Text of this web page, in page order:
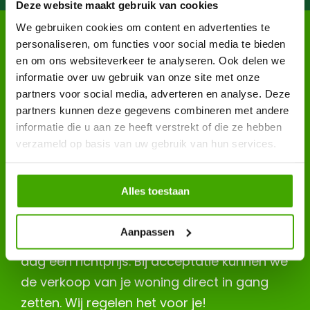
Deze website maakt gebruik van cookies
We gebruiken cookies om content en advertenties te
personaliseren, om functies voor social media te bieden
en om ons websiteverkeer te analyseren. Ook delen we
informatie over uw gebruik van onze site met onze
partners voor social media, adverteren en analyse. Deze
partners kunnen deze gegevens combineren met andere
informatie die u aan ze heeft verstrekt of die ze hebben
verzameld op basis van uw gebruik van hun services.
Alles toestaan
Aanpassen
Vlot geregeld
Je ontvangt van ons doorgaans binnen 1
dag een richtprijs. Bij acceptatie kunnen we
de verkoop van je woning direct in gang
zetten. Wij regelen het voor je!